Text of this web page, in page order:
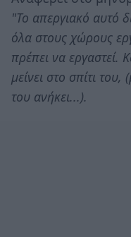
"Το απεργιακό αυτό
όλα στους χώρους
πρέπει να εργαστεί.
μείνει στο σπίτι
του ανήκει...).